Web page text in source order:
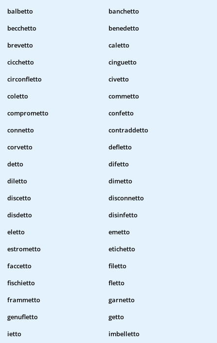
balbetto
banchetto
becchetto
benedetto
brevetto
caletto
cicchetto
cinguetto
circonfletto
civetto
coletto
commetto
comprometto
confetto
connetto
contraddetto
corvetto
defletto
detto
difetto
diletto
dimetto
discetto
disconnetto
disdetto
disinfetto
eletto
emetto
estrometto
etichetto
faccetto
filetto
fischietto
fletto
frammetto
garnetto
genufletto
getto
ietto
imbelletto